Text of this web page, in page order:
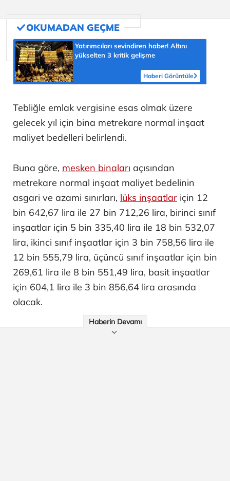
Yatırımcıları sevindiren haber! Altını
yükselten 3 kritik gelişme
Haberi Görüntüle
Tebliğle emlak vergisine esas olmak üzere
gelecek yıl için bina metrekare normal inşaat
maliyet bedelleri belirlendi.
Buna göre, mesken binaları açısından
metrekare normal inşaat maliyet bedelinin
asgari ve azami sınırları, lüks inşaatlar için 12
bin 642,67 lira ile 27 bin 712,26 lira, birinci sınıf
inşaatlar için 5 bin 335,40 lira ile 18 bin 532,07
lira, ikinci sınıf inşaatlar için 3 bin 758,56 lira ile
12 bin 555,79 lira, üçüncü sınıf inşaatlar için bin
269,61 lira ile 8 bin 551,49 lira, basit inşaatlar
için 604,1 lira ile 3 bin 856,64 lira arasında
olacak.
Haberin Devamı